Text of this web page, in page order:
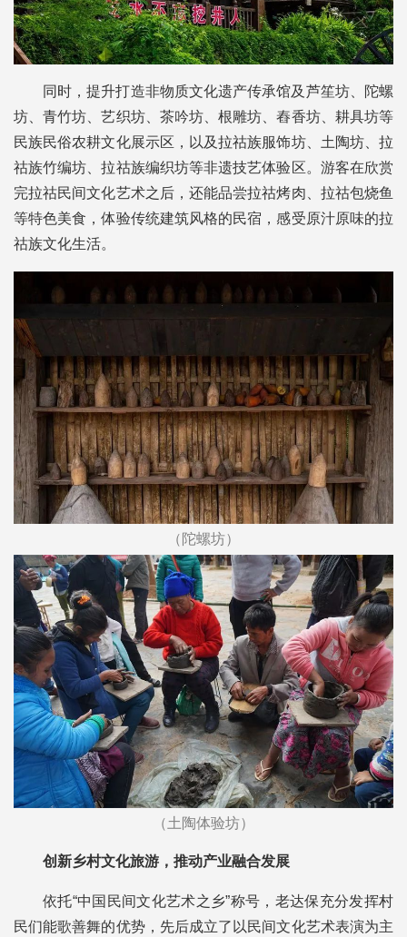
同时，提升打造非物质文化遗产传承馆及芦笙坊、陀螺
坊、青竹坊、艺织坊、茶吟坊、根雕坊、舂香坊、耕具坊等
民族民俗农耕文化展示区，以及拉祜族服饰坊、土陶坊、拉
祜族竹编坊、拉祜族编织坊等非遗技艺体验区。游客在欣赏
完拉祜民间文化艺术之后，还能品尝拉祜烤肉、拉祜包烧鱼
等特色美食，体验传统建筑风格的民宿，感受原汁原味的拉
祜族文化生活。
（陀螺坊）
（土陶体验坊）
创新乡村文化旅游，推动产业融合发展
依托“中国民间文化艺术之乡”称号，老达保充分发挥村
民们能歌善舞的优势，先后成立了以民间文化艺术表演为主